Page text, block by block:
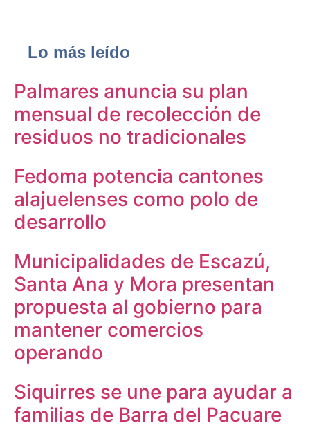
Lo más leído
Palmares anuncia su plan
mensual de recolección de
residuos no tradicionales
Fedoma potencia cantones
alajuelenses como polo de
desarrollo
Municipalidades de Escazú,
Santa Ana y Mora presentan
propuesta al gobierno para
mantener comercios
operando
Siquirres se une para ayudar a
familias de Barra del Pacuare